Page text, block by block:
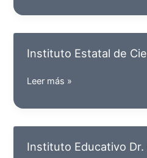
del
Bajío
Instituto Estatal de
Instituto
de
Ciencias
Leer más »
Instituto Educativo Dr.